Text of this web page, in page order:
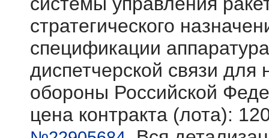
стратегического
спецификации
диспетчерской связи
обороны Российской
цена контракта (лота):